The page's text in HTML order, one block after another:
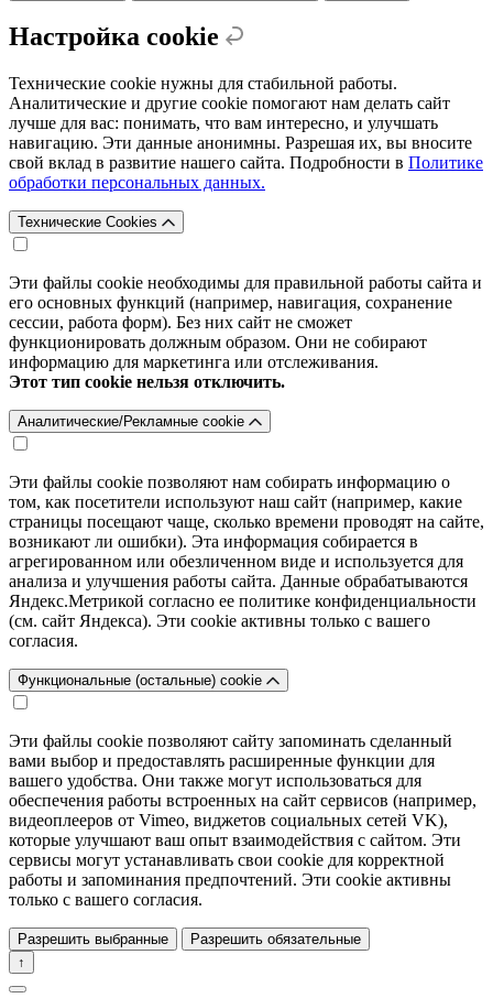
Настройка cookie
Технические cookie нужны для стабильной работы.
Аналитические и другие cookie помогают нам делать сайт
лучше для вас: понимать, что вам интересно, и улучшать
навигацию. Эти данные анонимны. Разрешая их, вы вносите
свой вклад в развитие нашего сайта. Подробности в Политике
обработки персональных данных.
Технические Cookies
Эти файлы cookie необходимы для правильной работы сайта и
его основных функций (например, навигация, сохранение
сессии, работа форм). Без них сайт не сможет
функционировать должным образом. Они не собирают
информацию для маркетинга или отслеживания.
Этот тип cookie нельзя отключить.
Аналитические/Рекламные cookie
Эти файлы cookie позволяют нам собирать информацию о
том, как посетители используют наш сайт (например, какие
страницы посещают чаще, сколько времени проводят на сайте,
возникают ли ошибки). Эта информация собирается в
агрегированном или обезличенном виде и используется для
анализа и улучшения работы сайта. Данные обрабатываются
Яндекс.Метрикой согласно ее политике конфиденциальности
(см. сайт Яндекса). Эти cookie активны только с вашего
согласия.
Функциональные (остальные) cookie
Эти файлы cookie позволяют сайту запоминать сделанный
вами выбор и предоставлять расширенные функции для
вашего удобства. Они также могут использоваться для
обеспечения работы встроенных на сайт сервисов (например,
видеоплееров от Vimeo, виджетов социальных сетей VK),
которые улучшают ваш опыт взаимодействия с сайтом. Эти
сервисы могут устанавливать свои cookie для корректной
работы и запоминания предпочтений. Эти cookie активны
только с вашего согласия.
Разрешить выбранные
Разрешить обязательные
↑